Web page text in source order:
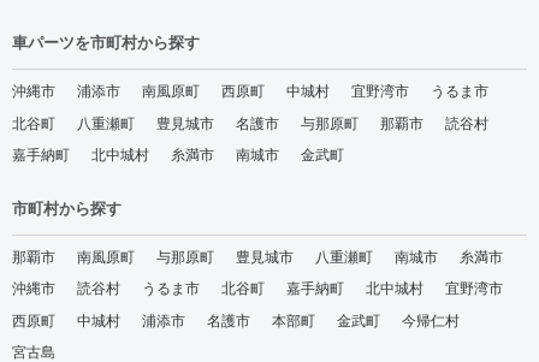
車パーツを市町村から探す
沖縄市 浦添市 南風原町 西原町 中城村 宜野湾市
うるま市
北谷町
八重瀬町 豊見城市 名護市 与那原町 那覇市
読谷村
嘉手納町
北中城村 糸満市 南城市 金武町
市町村から探す
那覇市 南風原町 与那原町 豊見城市 八重瀬町 南城市
糸満市
沖縄市
読谷村 うるま市 北谷町 嘉手納町 北中城村
宜野湾市
西原町
中城村 浦添市 名護市 本部町 金武町
今帰仁村
宮古島